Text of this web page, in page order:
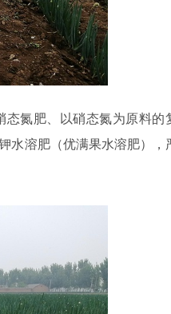
氮肥、以硝态氮为原料的
水溶肥（优满果水溶肥），